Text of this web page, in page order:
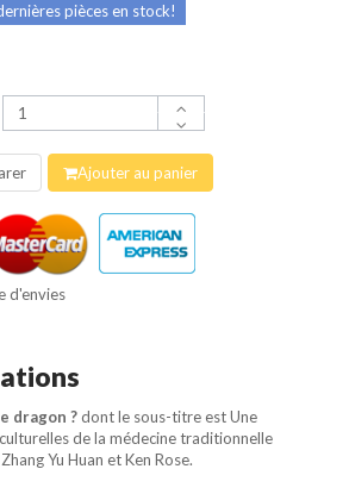
pièces en stock!
Ajouter au panier
d'envies
dragon ?dont le sous-titre est Une
de la médecine traditionnelle
Yu Huan et Ken Rose.